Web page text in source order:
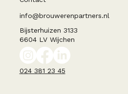
info@brouwerenpartners.nl
Bijsterhuizen 3133
6604 LV Wijchen
024 381 23 45